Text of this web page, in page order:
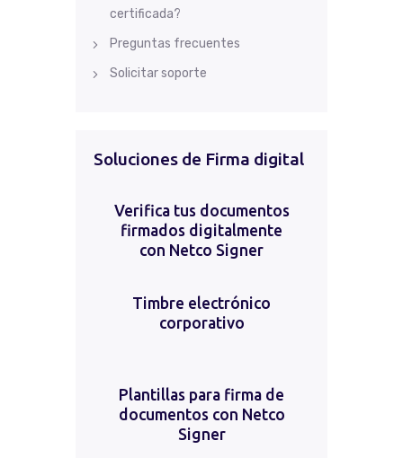
certificada?
Preguntas frecuentes
Solicitar soporte
Soluciones de Firma digital
Verifica tus documentos
firmados digitalmente
con Netco Signer
Timbre electrónico
corporativo
Plantillas para firma de
documentos con Netco
Signer